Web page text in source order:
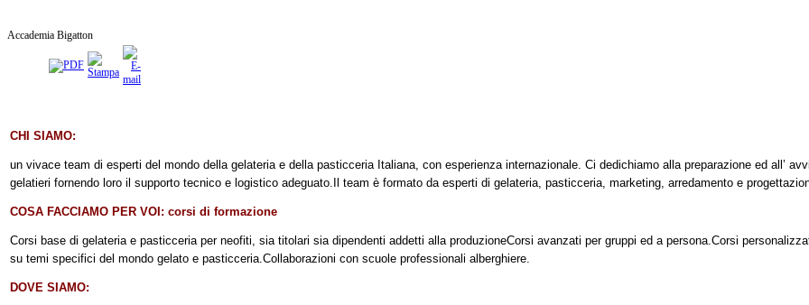
Accademia Bigatton
CHI SIAMO:
un vivace team di esperti del mondo della gelateria e della pasticceria Italiana, con esperienza internazionale. Ci dedichiamo alla preparazione ed all’
gelatieri fornendo loro il supporto tecnico e logistico adeguato. Il team è formato da esperti di gelateria, pasticceria, marketing, arredamento e
COSA FACCIAMO PER VOI: corsi di formazione
Corsi base di gelateria e pasticceria per neofiti, sia titolari sia dipendenti addetti alla produzioneCorsi avanzati per gruppi ed a persona.Corsi
su temi specifici del mondo gelato e pasticceria.Collaborazioni con scuole professionali alberghiere.
DOVE SIAMO: